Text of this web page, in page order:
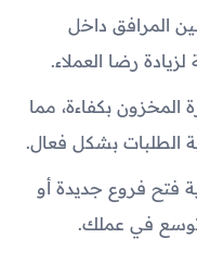
المرافق داخل
رضا العملاء.
المخزون بكفاءة، مما
الطلبات بشكل فعال.
فتح فروع جديدة أو
في عملك.